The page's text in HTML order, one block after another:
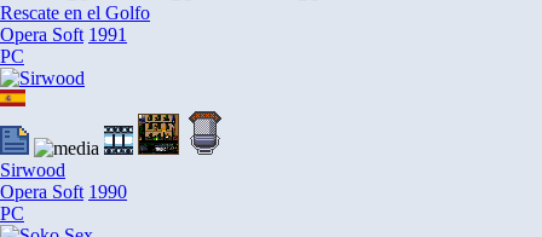
Rescate en el Golfo
Opera Soft 1991
PC
Sirwood
Opera Soft 1990
PC